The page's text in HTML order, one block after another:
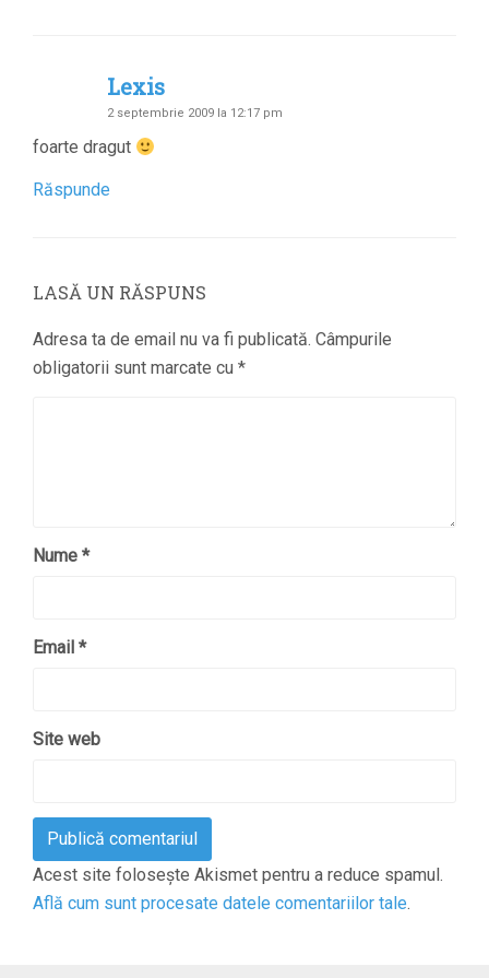
Lexis
2 septembrie 2009 la 12:17 pm
foarte dragut
Răspunde
LASĂ UN RĂSPUNS
Adresa ta de email nu va fi publicată. Câmpurile
obligatorii sunt marcate cu *
Nume *
Email *
Site web
Acest site folosește Akismet pentru a reduce spamul.
Află cum sunt procesate datele comentariilor tale.